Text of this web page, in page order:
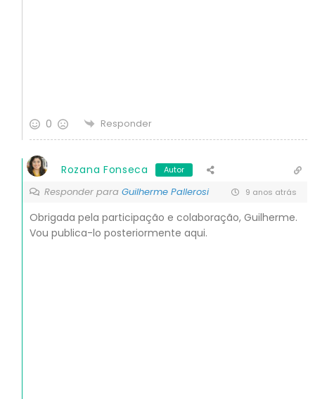
0 Responder
Rozana Fonseca Autor
Responder para Guilherme Pallerosi 9 anos atrás
Obrigada pela participação e colaboração, Guilherme.
Vou publica-lo posteriormente aqui.